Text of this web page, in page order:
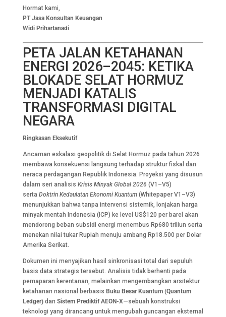
Hormat kami,
PT Jasa Konsultan Keuangan
Widi Prihartanadi
PETA JALAN KETAHANAN
ENERGI 2026–2045: KETIKA
BLOKADE SELAT HORMUZ
MENJADI KATALIS
TRANSFORMASI DIGITAL
NEGARA
Ringkasan Eksekutif
Ancaman eskalasi geopolitik di Selat Hormuz pada tahun 2026
membawa konsekuensi langsung terhadap struktur fiskal dan
neraca perdagangan Republik Indonesia. Proyeksi yang disusun
dalam seri analisis Krisis Minyak Global 2026 (V1–V5)
serta Doktrin Kedaulatan Ekonomi Kuantum(Whitepaper V1–V3)
menunjukkan bahwa tanpa intervensi sistemik, lonjakan harga
minyak mentah Indonesia (ICP) ke level US$120 per barel akan
mendorong beban subsidi energi menembus Rp680 triliun serta
menekan nilai tukar Rupiah menuju ambang Rp18.500 per Dolar
Amerika Serikat.
Dokumen ini menyajikan hasil sinkronisasi total dari sepuluh
basis data strategis tersebut. Analisis tidak berhenti pada
pemaparan kerentanan, melainkan mengembangkan arsitektur
ketahanan nasional berbasis Buku Besar Kuantum (Quantum
Ledger)dan Sistem Prediktif AEON-X—sebuah konstruksi
teknologi yang dirancang untuk mengubah guncangan eksternal